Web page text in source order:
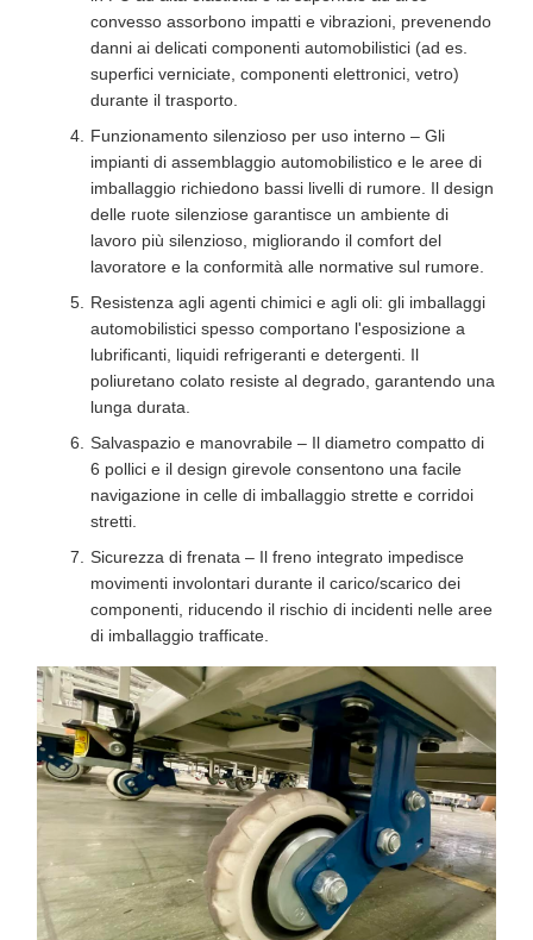
convesso assorbono impatti e vibrazioni, prevenendo
danni ai delicati componenti automobilistici (ad es.
superfici verniciate, componenti elettronici, vetro)
durante il trasporto.
Funzionamento silenzioso per uso interno – Gli
impianti di assemblaggio automobilistico e le aree di
imballaggio richiedono bassi livelli di rumore. Il design
delle ruote silenziose garantisce un ambiente di
lavoro più silenzioso, migliorando il comfort del
lavoratore e la conformità alle normative sul rumore.
Resistenza agli agenti chimici e agli oli: gli imballaggi
automobilistici spesso comportano l'esposizione a
lubrificanti, liquidi refrigeranti e detergenti. Il
poliuretano colato resiste al degrado, garantendo una
lunga durata.
Salvaspazio e manovrabile – Il diametro compatto di
6 pollici e il design girevole consentono una facile
navigazione in celle di imballaggio strette e corridoi
stretti.
Sicurezza di frenata – Il freno integrato impedisce
movimenti involontari durante il carico/scarico dei
componenti, riducendo il rischio di incidenti nelle aree
di imballaggio trafficate.